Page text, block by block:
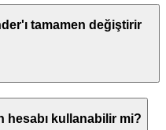
tamamen değiştirir
hesabı kullanabilir mi?